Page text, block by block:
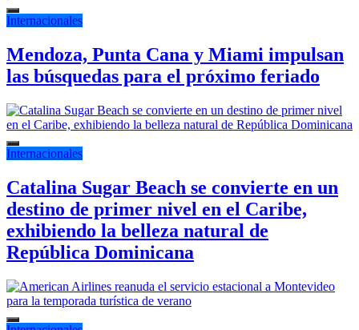
Internacionales
Mendoza, Punta Cana y Miami impulsan
las búsquedas para el próximo feriado
Internacionales
Catalina Sugar Beach se convierte en un
destino de primer nivel en el Caribe,
exhibiendo la belleza natural de
República Dominicana